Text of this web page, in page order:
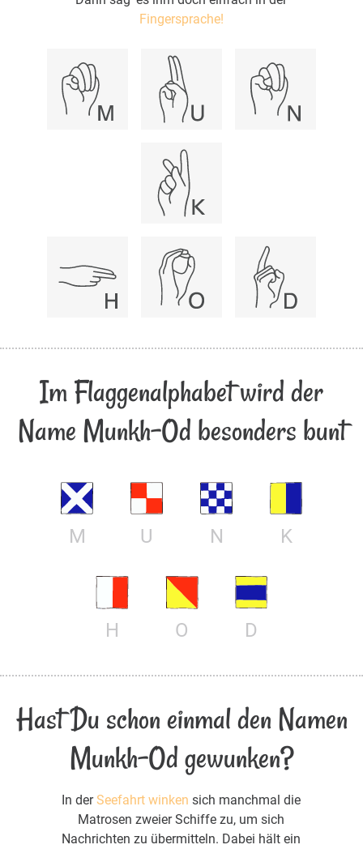
Fingersprache!
Im Flaggenalphabet wird der
Name Munkh-Od besonders bunt
M U N K
H O D
Hast Du schon einmal den Namen
Munkh-Od gewunken?
In derSeefahrt winken sich manchmal die
Matrosen zweier Schiffe zu, um sich
Nachrichten zu übermitteln. Dabei hält ein